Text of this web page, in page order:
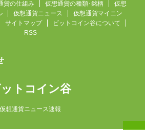
貨の仕組み 仮想通貨の種類･銘柄
仮想
仮想通貨ニュース
仮想通貨マイニン
サイトマップ
ビットコイン谷について
RSS
ットコイン谷
仮想通貨ニュース速報